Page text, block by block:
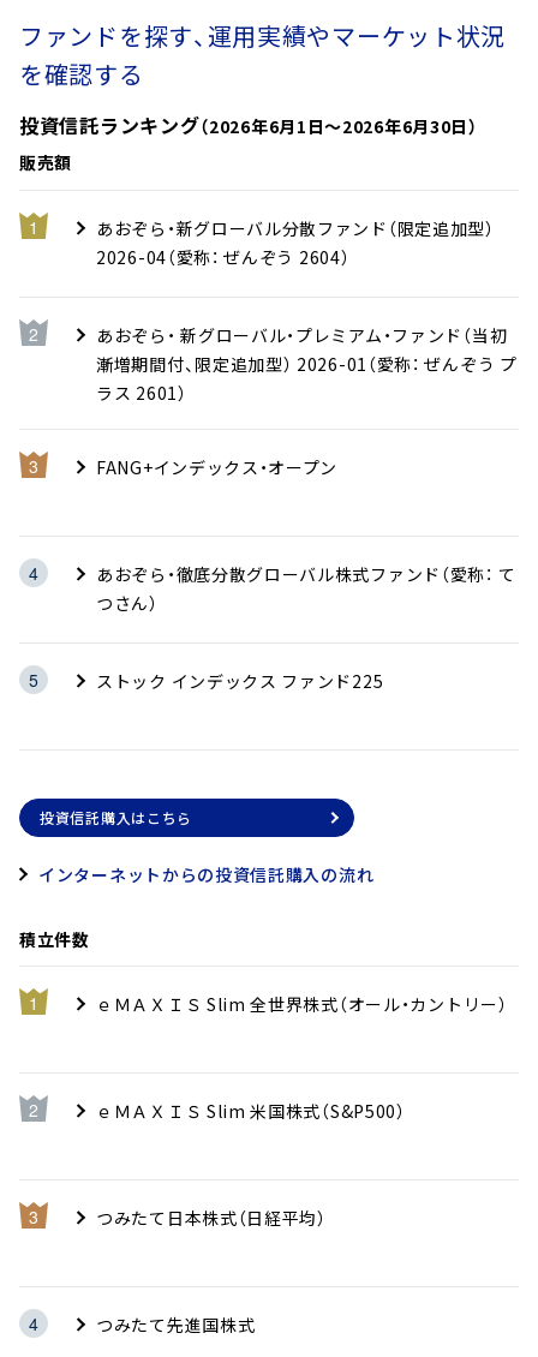
ファンドを探す、運用実績やマーケット状況
を確認する
投資信託ランキング（2026年6月1日～2026年6月30日）
販売額
あおぞら・新グローバル分散ファンド（限定追加型）
2026-04（愛称： ぜんぞう 2604）
あおぞら・ 新グローバル・プレミアム・ファンド（当初
漸増期間付、限定追加型） 2026-01（愛称： ぜんぞう プ
ラス 2601）
FANG+インデックス・オープン
あおぞら・徹底分散グローバル株式ファンド（愛称： て
つさん）
ストック インデックス ファンド225
投資信託購入はこちら
インターネットからの投資信託購入の流れ
積立件数
ｅＭＡＸＩＳ Slim 全世界株式（オール・カントリー）
ｅＭＡＸＩＳ Slim 米国株式（S&P500）
つみたて日本株式（日経平均）
つみたて先進国株式